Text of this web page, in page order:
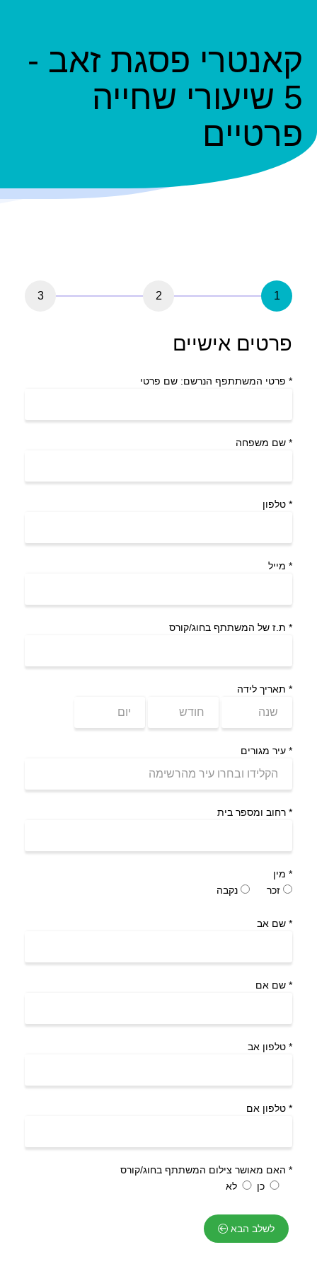
קאנטרי פסגת זאב -
5 שיעורי שחייה
פרטיים
1
2
3
פרטים אישיים
* פרטי המשתתפף הנרשם: שם פרטי
* שם משפחה
* טלפון
* מייל
* ת.ז של המשתתף בחוג/קורס
* תאריך לידה
* עיר מגורים
* רחוב ומספר בית
* מין
זכר
נקבה
* שם אב
* שם אם
* טלפון אב
* טלפון אם
* האם מאושר צילום המשתתף בחוג/קורס
כן
לא
לשלב הבא